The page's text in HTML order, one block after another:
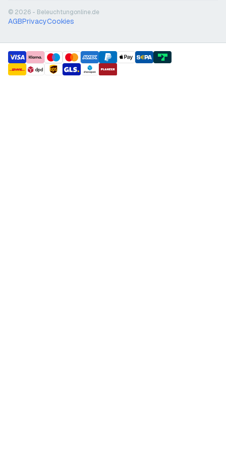
© 2026 - Beleuchtungonline.de
AGBPrivacyCookies
payment methods
shipment methods